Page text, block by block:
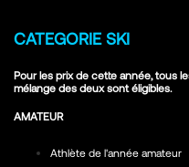
CATEGORIE SKI
Pour les prix de cette année, tous
mélange des deux sont éligibles.
AMATEUR
Athlète de l'année amateur